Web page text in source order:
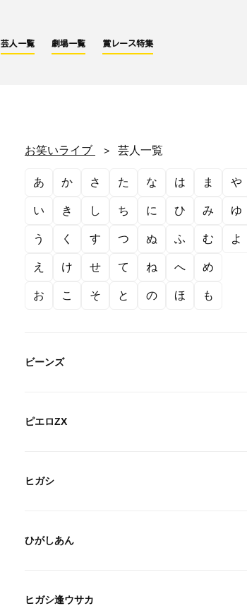
芸人一覧 劇場一覧 賞レース特集
お笑いライブ 芸人一覧
あ
い
う
え
お
か
き
く
け
こ
さ
し
す
せ
そ
た
ち
つ
て
と
な
に
ぬ
ね
の
は
ひ
ふ
へ
ほ
ま
み
む
め
も
や
ゆ
よ
ビーンズ
ピエロZX
ヒガシ
ひがしあん
ヒガシ逢ウサカ